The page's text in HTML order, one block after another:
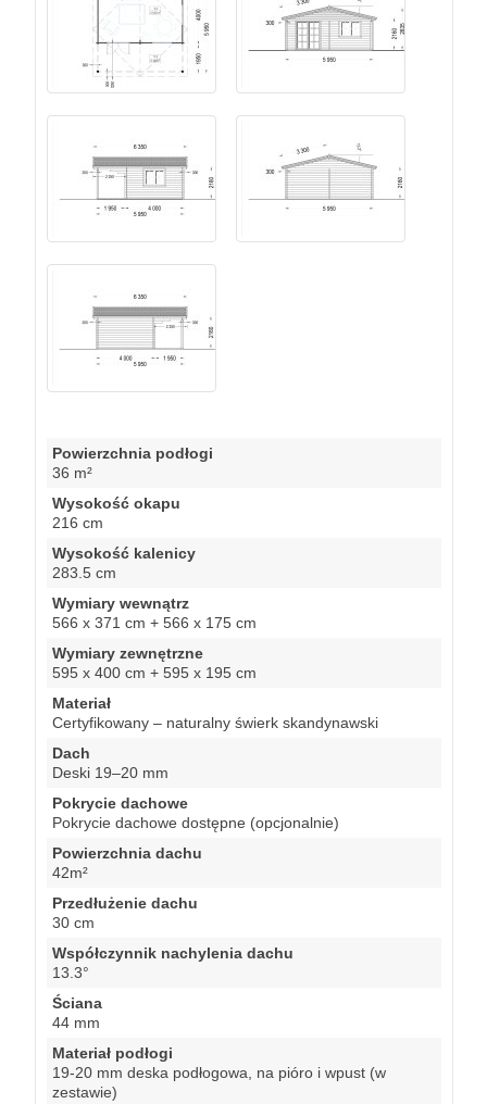
Powierzchnia podłogi
36 m²
Wysokość okapu
216 cm
Wysokość kalenicy
283.5 cm
Wymiary wewnątrz
566 x 371 cm + 566 x 175 cm
Wymiary zewnętrzne
595 x 400 cm + 595 x 195 cm
Materiał
Certyfikowany – naturalny świerk skandynawski
Dach
Deski 19–20 mm
Pokrycie dachowe
Pokrycie dachowe dostępne (opcjonalnie)
Powierzchnia dachu
42m²
Przedłużenie dachu
30 cm
Współczynnik nachylenia dachu
13.3°
Ściana
44 mm
Materiał podłogi
19-20 mm deska podłogowa, na pióro i wpust (w
zestawie)